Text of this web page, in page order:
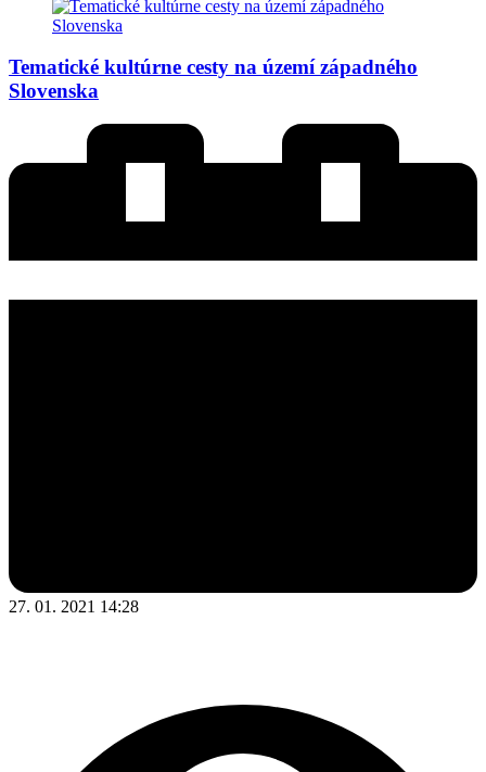
Tematické kultúrne cesty na území západného
Slovenska
27. 01. 2021 14:28